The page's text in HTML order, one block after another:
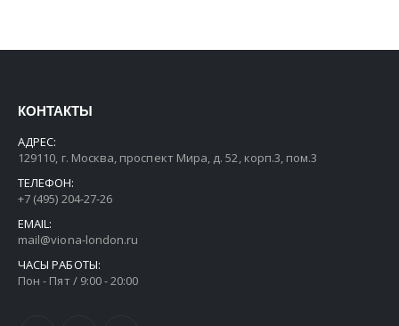
КОНТАКТЫ
АДРЕС:
129110, г. Москва, проспект Мира, д. 52, корп.3, пом.3
ТЕЛЕФОН:
+7 (495) 204-27-26
EMAIL:
mail@viona-london.ru
ЧАСЫ РАБОТЫ:
Пон - Пят / 9:00 - 20:00